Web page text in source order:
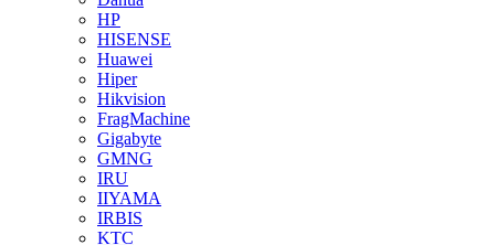
HP
HISENSE
Huawei
Hiper
Hikvision
FragMachine
Gigabyte
GMNG
IRU
IIYAMA
IRBIS
KTC